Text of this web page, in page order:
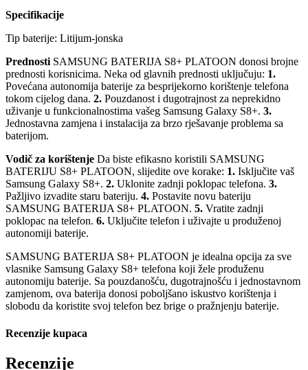
Specifikacije
Tip baterije: Litijum-jonska
PrednostiSAMSUNG BATERIJA S8+ PLATOON donosi brojne
prednosti korisnicima. Neka od glavnih prednosti uključuju: 1.
Povećana autonomija baterije za besprijekorno korištenje telefona
tokom cijelog dana. 2. Pouzdanost i dugotrajnost za neprekidno
uživanje u funkcionalnostima vašeg Samsung Galaxy S8+. 3.
Jednostavna zamjena i instalacija za brzo rješavanje problema sa
baterijom.
Vodič za korištenje Da biste efikasno koristili SAMSUNG
BATERIJU S8+ PLATOON, slijedite ove korake: 1. Isključite vaš
Samsung Galaxy S8+. 2. Uklonite zadnji poklopac telefona. 3.
Pažljivo izvadite staru bateriju. 4. Postavite novu bateriju
SAMSUNG BATERIJA S8+ PLATOON. 5. Vratite zadnji
poklopac na telefon. 6. Uključite telefon i uživajte u produženoj
autonomiji baterije.
SAMSUNG BATERIJA S8+ PLATOON je idealna opcija za sve
vlasnike Samsung Galaxy S8+ telefona koji žele produženu
autonomiju baterije. Sa pouzdanošću, dugotrajnošću i jednostavnom
zamjenom, ova baterija donosi poboljšano iskustvo korištenja i
slobodu da koristite svoj telefon bez brige o pražnjenju baterije.
Recenzije kupaca
Recenzije